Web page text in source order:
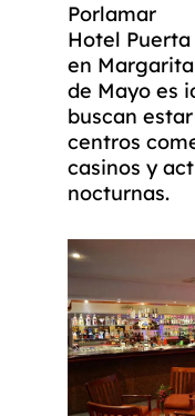
Porlamar
Hotel
en
de Mayo es
buscan
centros
casinos y
nocturnas.